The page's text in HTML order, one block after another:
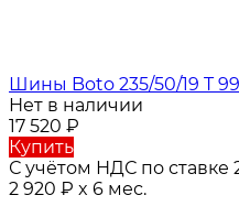
Шины Boto 235/50/19 T
Нет в наличии
17 520 ₽
Купить
С учётом НДС по ставке
2 920 ₽ x 6 мес.